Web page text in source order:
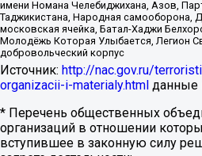
имени Номана Челебиджихана, Азов,
Таджикистана, Народная самооборона,
московская ячейка, Батал-Хаджи
Молодёжь Которая Улыбается, Легион
добровольческий корпус
Источник: http://nac.gov.ru/
organizacii-i-materialy.html данные
* Перечень общественных
организаций в отношении
вступившее в законную силу